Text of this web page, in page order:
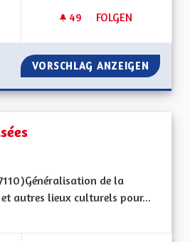
49 49 FOLLOWER
FOLGEN
GUICHETS UNIQUES
VORSCHLAG ANZEIGEN
de la
autres lieux culturels pour...